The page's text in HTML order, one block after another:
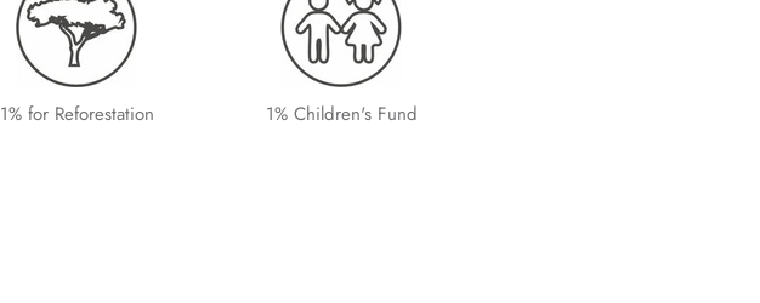
1% for Reforestation 1% Children's Fund